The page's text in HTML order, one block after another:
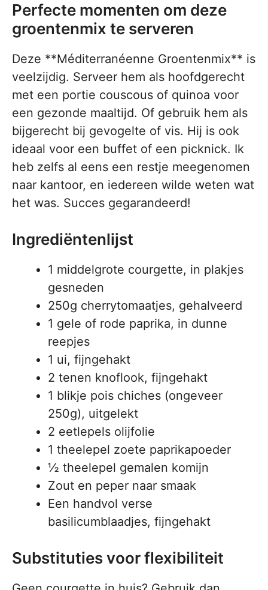
Perfecte momenten om deze
groentenmix te serveren
Deze **Méditerranéenne Groentenmix** is
veelzijdig. Serveer hem als hoofdgerecht
met een portie couscous of quinoa voor
een gezonde maaltijd. Of gebruik hem als
bijgerecht bij gevogelte of vis. Hij is ook
ideaal voor een buffet of een picknick. Ik
heb zelfs al eens een restje meegenomen
naar kantoor, en iedereen wilde weten wat
het was. Succes gegarandeerd!
Ingrediëntenlijst
1 middelgrote courgette, in plakjes
gesneden
250g cherrytomaatjes, gehalveerd
1 gele of rode paprika, in dunne
reepjes
1 ui, fijngehakt
2 tenen knoflook, fijngehakt
1 blikje pois chiches (ongeveer
250g), uitgelekt
2 eetlepels olijfolie
1 theelepel zoete paprikapoeder
½ theelepel gemalen komijn
Zout en peper naar smaak
Een handvol verse
basilicumblaadjes, fijngehakt
Substituties voor flexibiliteit